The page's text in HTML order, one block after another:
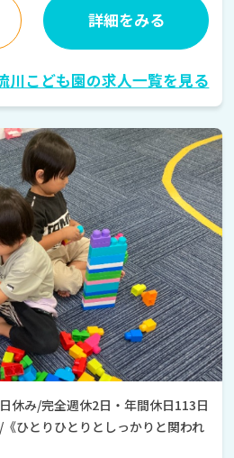
詳細をみる
川こども園の求人一覧を見る
休み/完全週休2日・年間休日113日
ひとりひとりとしっかりと関われ